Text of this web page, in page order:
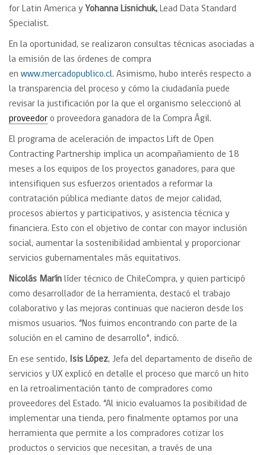
for Latin America y Yohanna Lisnichuk, Lead Data Standard
Specialist.
En la oportunidad, se realizaron consultas técnicas asociadas a
la emisión de las órdenes de compra
en www.mercadopublico.cl. Asimismo, hubo interés respecto a
la transparencia del proceso y cómo la ciudadanía puede
revisar la justificación por la que el organismo seleccionó al
proveedor o proveedora ganadora de la Compra Ágil.
El programa de aceleración de impactos Lift de Open
Contracting Partnership implica un acompañamiento de 18
meses a los equipos de los proyectos ganadores, para que
intensifiquen sus esfuerzos orientados a reformar la
contratación pública mediante datos de mejor calidad,
procesos abiertos y participativos, y asistencia técnica y
financiera. Esto con el objetivo de contar con mayor inclusión
social, aumentar la sostenibilidad ambiental y proporcionar
servicios gubernamentales más equitativos.
Nicolás Marín líder técnico de ChileCompra, y quien participó
como desarrollador de la herramienta, destacó el trabajo
colaborativo y las mejoras continuas que nacieron desde los
mismos usuarios. “Nos fuimos encontrando con parte de la
solución en el camino de desarrollo”, indicó.
En ese sentido, Isis López, Jefa del departamento de diseño de
servicios y UX explicó en detalle el proceso que marcó un hito
en la retroalimentación tanto de compradores como
proveedores del Estado. “Al inicio evaluamos la posibilidad de
implementar una tienda, pero finalmente optamos por una
herramienta que permite a los compradores cotizar los
productos o servicios que necesitan, a través de una